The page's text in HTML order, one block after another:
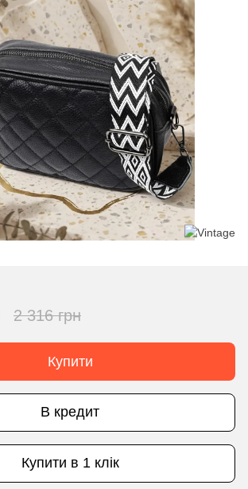
2 316 грн
Купити
В кредит
Купити в 1 клік